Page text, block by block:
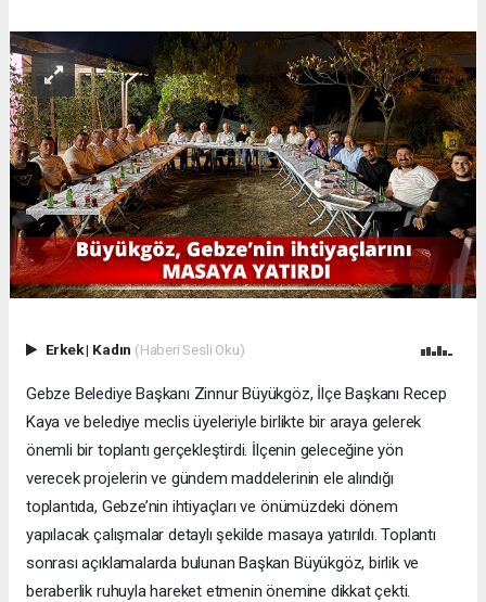
Erkek| Kadın (Haberi Sesli Oku)
Gebze Belediye Başkanı Zinnur Büyükgöz, İlçe Başkanı Recep
Kaya ve belediye meclis üyeleriyle birlikte bir araya gelerek
önemli bir toplantı gerçekleştirdi. İlçenin geleceğine yön
verecek projelerin ve gündem maddelerinin ele alındığı
toplantıda, Gebze’nin ihtiyaçları ve önümüzdeki dönem
yapılacak çalışmalar detaylı şekilde masaya yatırıldı. Toplantı
sonrası açıklamalarda bulunan Başkan Büyükgöz, birlik ve
beraberlik ruhuyla hareket etmenin önemine dikkat çekti.